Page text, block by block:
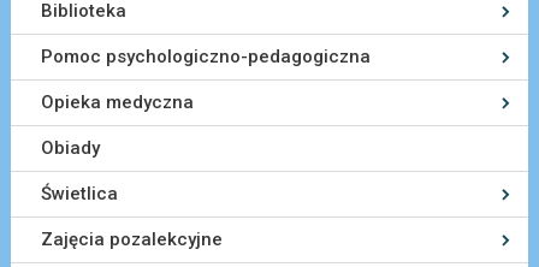
Biblioteka
Pomoc psychologiczno-pedagogiczna
Opieka medyczna
Obiady
Świetlica
Zajęcia pozalekcyjne